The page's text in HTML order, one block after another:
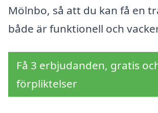
Mölnbo, så att du kan få en
både är funktionell och
Få 3 erbjudanden, gratis
förpliktelser